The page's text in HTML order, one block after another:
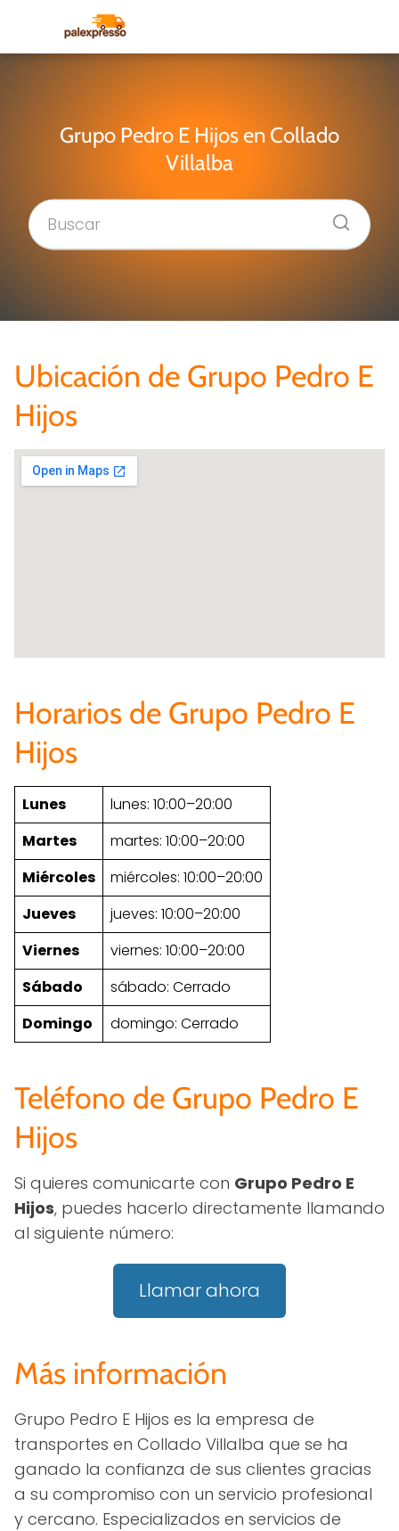
Grupo Pedro E Hijos en Collado
Villalba
Ubicación de Grupo Pedro E
Hijos
Horarios de Grupo Pedro E
Hijos
Lunes
lunes: 10:00–20:00
Martes
martes: 10:00–20:00
Miércoles
miércoles: 10:00–20:00
Jueves
jueves: 10:00–20:00
Viernes
viernes: 10:00–20:00
Sábado
sábado: Cerrado
Domingo
domingo: Cerrado
Teléfono de Grupo Pedro E
Hijos
Si quieres comunicarte con Grupo Pedro E
Hijos, puedes hacerlo directamente llamando
al siguiente número:
Llamar ahora
Más información
Grupo Pedro E Hijos es la empresa de
transportes en Collado Villalba que se ha
ganado la confianza de sus clientes gracias
a su compromiso con un servicio profesional
y cercano. Especializados en servicios de